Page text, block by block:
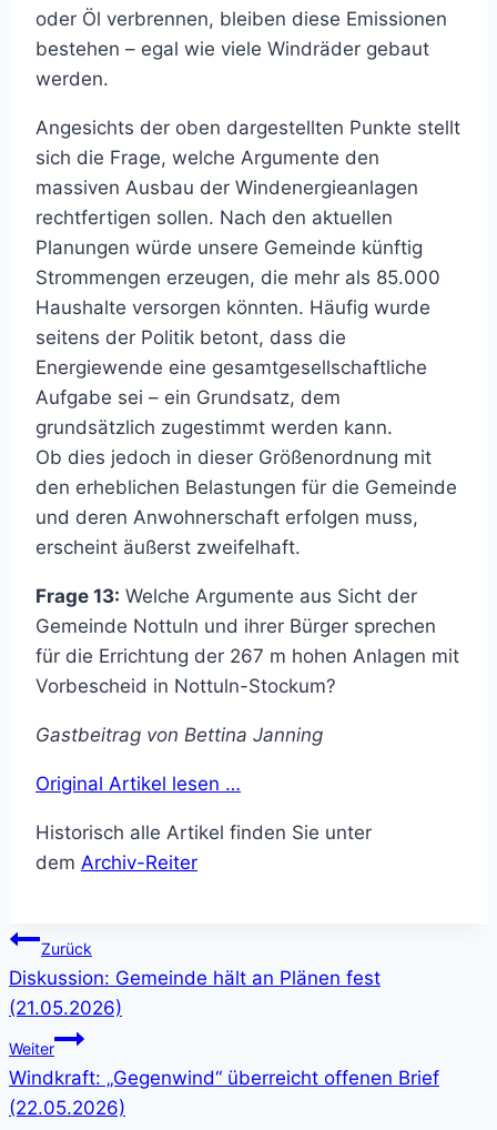
oder Öl verbrennen, bleiben diese Emissionen
bestehen – egal wie viele Windräder gebaut
werden.
Angesichts der oben dargestellten Punkte stellt
sich die Frage, welche Argumente den
massiven Ausbau der Windenergieanlagen
rechtfertigen sollen. Nach den aktuellen
Planungen würde unsere Gemeinde künftig
Strommengen erzeugen, die mehr als 85.000
Haushalte versorgen könnten. Häufig wurde
seitens der Politik betont, dass die
Energiewende eine gesamtgesellschaftliche
Aufgabe sei – ein Grundsatz, dem
grundsätzlich zugestimmt werden kann.
Ob dies jedoch in dieser Größenordnung mit
den erheblichen Belastungen für die Gemeinde
und deren Anwohnerschaft erfolgen muss,
erscheint äußerst zweifelhaft.
Frage 13: Welche Argumente aus Sicht der
Gemeinde Nottuln und ihrer Bürger sprechen
für die Errichtung der 267 m hohen Anlagen mit
Vorbescheid in Nottuln-Stockum?
Gastbeitrag von Bettina Janning
Original Artikel lesen …
Historisch alle Artikel finden Sie unter
dem Archiv-Reiter
Beitragsnavigation
Zurück
Diskussion: Gemeinde hält an Plänen fest
(21.05.2026)
Weiter
Windkraft: „Gegenwind“ überreicht offenen Brief
(22.05.2026)